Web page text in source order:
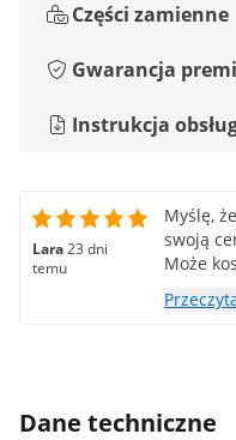
Części zamienne
Gwarancja
Instrukcja
Lara23 dni
temu
Myślę,
swoją
Może
Dane techniczne